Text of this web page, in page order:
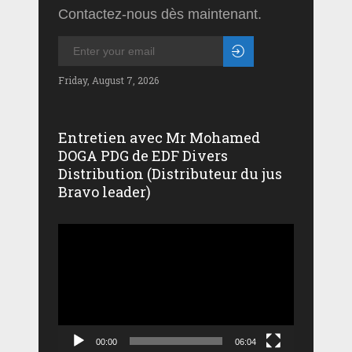
Contactez-nous dès maintenant.
Friday, August 7, 2026
Entretien avec Mr Mohamed
DOGA PDG de EDF Divers
Distribution (Distributeur du jus
Bravo leader)
00:00 06:04